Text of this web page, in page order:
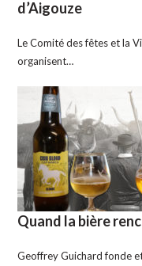
d’Aigouze
Le Comité des fêtes et la
organisent…
Quand la bière
Geoffrey Guichard fonde